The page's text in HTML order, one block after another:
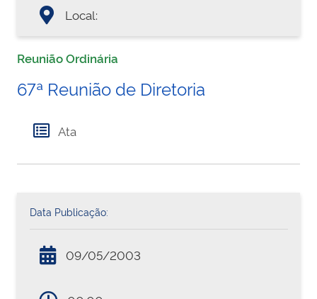
Local:
Reunião Ordinária
67ª Reunião de Diretoria
Ata
Data Publicação:
09/05/2003